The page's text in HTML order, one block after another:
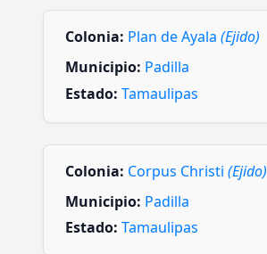
Colonia: Plan de Ayala (Ejido)
Municipio: Padilla
Estado: Tamaulipas
Colonia: Corpus Christi (Ejido)
Municipio: Padilla
Estado: Tamaulipas